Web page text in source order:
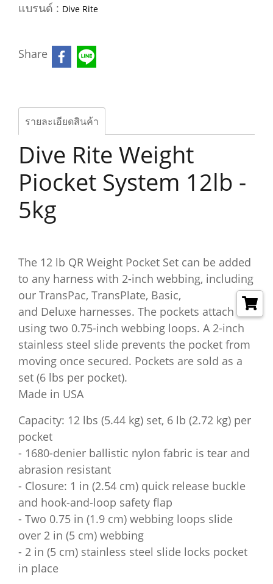
แบรนด์ : Dive Rite
Share
รายละเอียดสินค้า
Dive Rite Weight
Piocket System 12lb -
5kg
The 12 lb QR Weight Pocket Set can be added
to any harness with 2-inch webbing, including
our TransPac, TransPlate, Basic,
and Deluxe harnesses. The pockets attach
using two 0.75-inch webbing loops. A 2-inch
stainless steel slide prevents the pocket from
moving once secured. Pockets are sold as a
set (6 lbs per pocket).
Made in USA
Capacity: 12 lbs (5.44 kg) set, 6 lb (2.72 kg) per
pocket
- 1680-denier ballistic nylon fabric is tear and
abrasion resistant
- Closure: 1 in (2.54 cm) quick release buckle
and hook-and-loop safety flap
- Two 0.75 in (1.9 cm) webbing loops slide
over 2 in (5 cm) webbing
- 2 in (5 cm) stainless steel slide locks pocket
in place